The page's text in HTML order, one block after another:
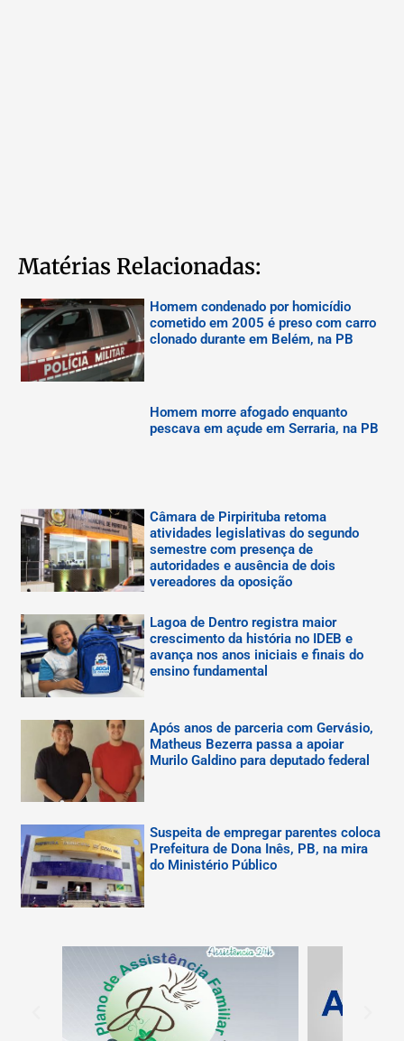
Matérias Relacionadas:
Homem condenado por homicídio
cometido em 2005 é preso com carro
clonado durante em Belém, na PB
Homem morre afogado enquanto
pescava em açude em Serraria, na PB
Câmara de Pirpirituba retoma
atividades legislativas do segundo
semestre com presença de
autoridades e ausência de dois
vereadores da oposição
Lagoa de Dentro registra maior
crescimento da história no IDEB e
avança nos anos iniciais e finais do
ensino fundamental
Após anos de parceria com Gervásio,
Matheus Bezerra passa a apoiar
Murilo Galdino para deputado federal
Suspeita de empregar parentes coloca
Prefeitura de Dona Inês, PB, na mira
do Ministério Público